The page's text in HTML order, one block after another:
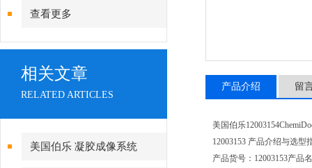
查看更多
相关文章
RELATED ARTICLES
美国伯乐 凝胶成像系统
产品介绍 留
美国伯乐
12003153 产品介绍与选型
产品货号：12003153产品